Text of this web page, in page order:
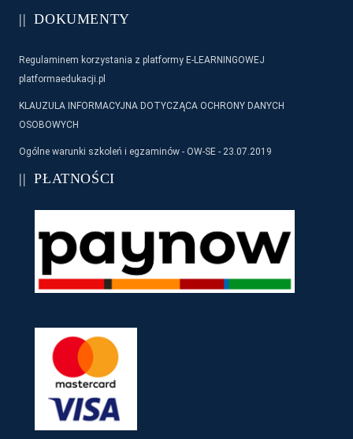
DOKUMENTY
Regulaminem korzystania z platformy E-LEARNINGOWEJ
platformaedukacji.pl
KLAUZULA INFORMACYJNA DOTYCZĄCA OCHRONY DANYCH
OSOBOWYCH
Ogólne warunki szkoleń i egzaminów - OW-SE - 23.07.2019
PŁATNOŚCI